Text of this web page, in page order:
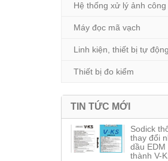
Hệ thống xử lý ảnh công
Máy đọc mã vạch
Linh kiện, thiết bị tự
Thiết bị đo kiểm
TIN TỨC MỚI
Sodick
thay đổi
dầu EDM
thành V-